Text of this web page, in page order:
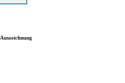
Auszeichnung